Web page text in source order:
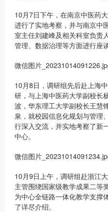
10月7日下午，在南京中医药
进行了实地考察，并与南京中
室主任刘建峰及相关科室负责
管理、数据治理等方面进行座
微信图片
10月8日，调研组先后赴上海
研，与上海中医药大学副校长
波，华东理工大学副校长王慧
泉，就校园信息化规划与管理
行深入交流，并实地考察了新
中心。
微信图片
10月9日上午，调研组赴浙江
主管围绕国家级教学成果二等
为中心全链路一体化教学支撑
了详尽介绍。